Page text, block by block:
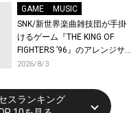
GAME
MUSIC
SNK/新世界楽曲雑技団が手掛
けるゲーム『THE KING OF
FIGHTERS ’96』のアレンジサ
ウンドトラックが配信開始！
2026/8/3
スランキング